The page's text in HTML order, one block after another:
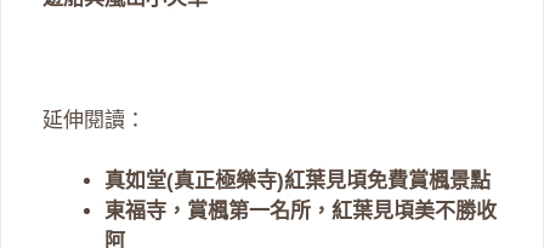
延伸閱讀：
真如堂(真正極樂寺)紅葉見頃免費賞楓景點
東福寺，賞楓第一名所，紅葉見頃美不勝收
阿